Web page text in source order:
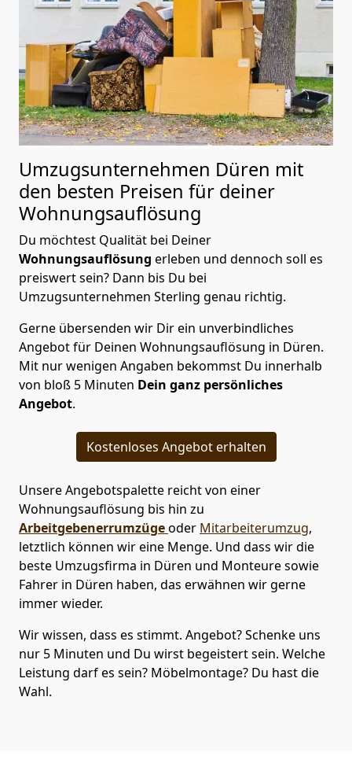
Umzugsunternehmen Düren mit
den besten Preisen für deiner
Wohnungsauflösung
Du möchtest Qualität bei Deiner
Wohnungsauflösung erleben und dennoch soll es
preiswert sein? Dann bis Du bei
Umzugsunternehmen Sterling genau richtig.
Gerne übersenden wir Dir ein unverbindliches
Angebot für Deinen Wohnungsauflösung in Düren.
Mit nur wenigen Angaben bekommst Du innerhalb
von bloß 5 Minuten Dein ganz persönliches
Angebot.
Kostenloses Angebot erhalten
Unsere Angebotspalette reicht von einer
Wohnungsauflösung bis hin zu
Arbeitgebenerrumzügeoder Mitarbeiterumzug,
letztlich können wir eine Menge. Und dass wir die
beste Umzugsfirma in Düren und Monteure sowie
Fahrer in Düren haben, das erwähnen wir gerne
immer wieder.
Wir wissen, dass es stimmt. Angebot? Schenke uns
nur 5 Minuten und Du wirst begeistert sein. Welche
Leistung darf es sein? Möbelmontage? Du hast die
Wahl.